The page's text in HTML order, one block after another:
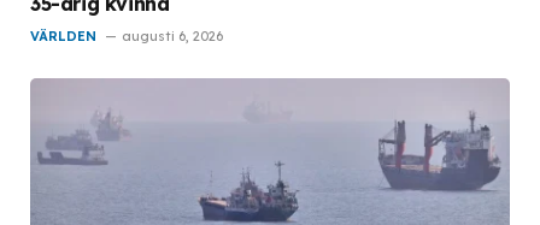
VÄRLDEN augusti 6, 2026